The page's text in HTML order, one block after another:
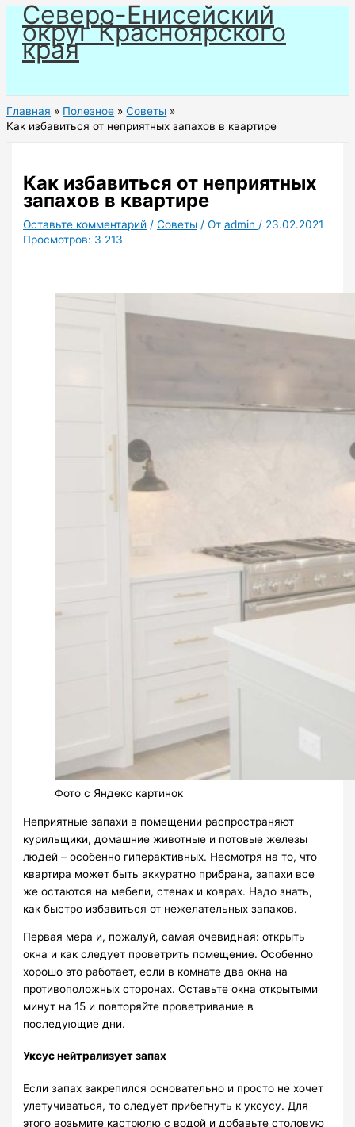
Перейти
содержимому
Северо-Енисейский
округ Красноярского
края
Главная Полезное
Советы
Как избавиться от неприятных запахов в квартире
Как избавиться от неприятных
запахов в квартире
Оставьте комментарий /Советы / Отadmin / 23.02.2021
Просмотров: 3 213
Фото с Яндекс картинок
Неприятные запахи в помещении распространяют
курильщики, домашние животные и потовые железы
людей – особенно гиперактивных. Несмотря на то, что
квартира может быть аккуратно прибрана, запахи все
же остаются на мебели, стенах и коврах. Надо знать,
как быстро избавиться от нежелательных запахов.
Первая мера и, пожалуй, самая очевидная: открыть
окна и как следует проветрить помещение. Особенно
хорошо это работает, если в комнате два окна на
противоположных сторонах. Оставьте окна открытыми
минут на 15 и повторяйте проветривание в
последующие дни.
Уксус нейтрализует запах
Если запах закрепился основательно и просто не хочет
улетучиваться, то следует прибегнуть к уксусу. Для
этого возьмите кастрюлю с водой и добавьте столовую